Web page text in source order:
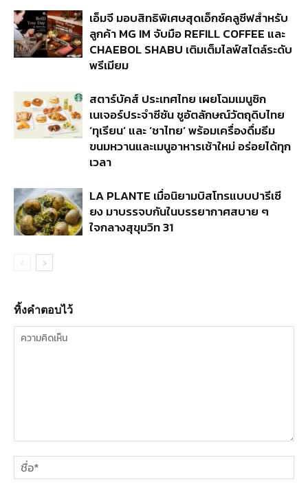
เอ็มจี มอบสิทธิพิเศษสุดเอ็กซ์คลูซีฟสำหรับ
ลูกค้า MG IM จับมือ REFILL COFFEE และ
CHAEBOL SHABU เติมเต็มไลฟ์สไตล์ระดับ
พรีเมียม
สตาร์บัคส์ ประเทศไทย เผยโฉมเมนูซิก
เนเจอร์ประจำซีซัน ชูอัตลักษณ์วัตถุดิบไทย
‘ทุเรียน’ และ ‘ชาไทย’ พร้อมเครื่องดื่มธีม
ขนมหวานและเมนูอาหารเช้าใหม่ อร่อยได้ทุก
เวลา
LA PLANTE เมื่อนิยามบิสโทรแบบปารีเซี
ยง มาบรรจบกันในบรรยากาศสบาย ๆ
ใจกลางสุขุมวิท 31
ทิ้งคำตอบไว้